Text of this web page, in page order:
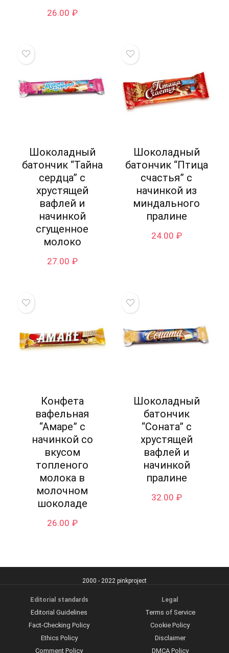
26.00 ₽
Шоколадный
батончик “Тайна
сердца” с
хрустящей
вафлей и
начинкой
сгущенное
молоко
27.00 ₽
Шоколадный
батончик “Птица
счастья” с
начинкой из
миндального
пралине
24.00 ₽
Конфета
вафельная
“Амаре” с
начинкой со
вкусом
топленого
молока в
молочном
шоколаде
26.00 ₽
Шоколадный
батончик
“Соната” с
хрустящей
вафлей и
начинкой
пралине
32.00 ₽
2000 - 2022 pinkproject
Editorial standards
Editorial Guidelines
Fact-Checking Policy
Ethics Policy
Comment Policy
Legal
Terms of Service
Cookie Policy
Disclaimer
DMCA Policy